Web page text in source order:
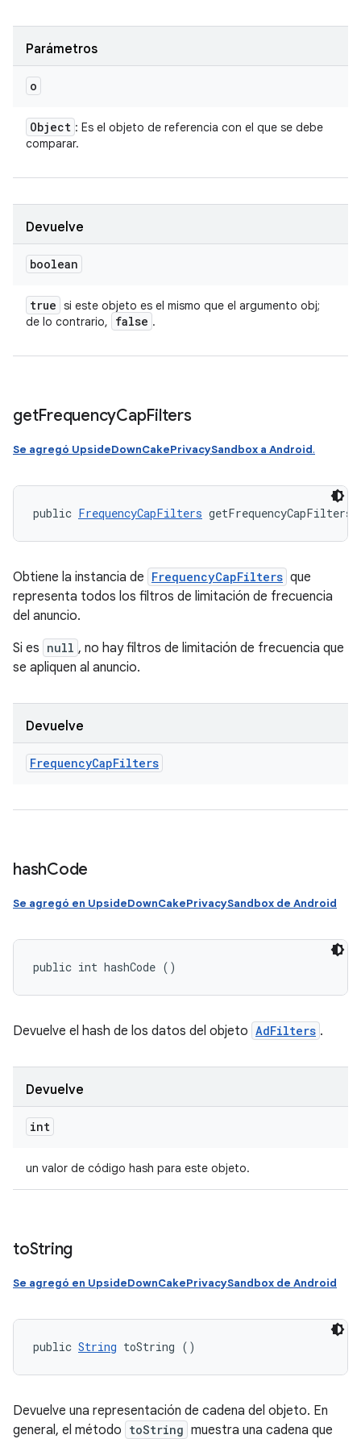
Parámetros
o
Object : Es el objeto de referencia con el que se debe
comparar.
Devuelve
boolean
true si este objeto es el mismo que el argumento obj;
de lo contrario,
false .
getFrequencyCapFilters
Se agregó UpsideDownCakePrivacySandbox a Android.
public FrequencyCapFilters
Obtiene la instancia de FrequencyCapFilters que
representa todos los filtros de limitación de frecuencia
del anuncio.
Si es null , no hay filtros de limitación de frecuencia que
se apliquen al anuncio.
Devuelve
FrequencyCapFilters
hashCode
Se agregó en UpsideDownCakePrivacySandbox de Android
public int hashCode ()
Devuelve el hash de los datos del objeto AdFilters .
Devuelve
int
un valor de código hash para este objeto.
toString
Se agregó en UpsideDownCakePrivacySandbox de Android
public String toString ()
Devuelve una representación de cadena del objeto. En
general, el método toString muestra una cadena que